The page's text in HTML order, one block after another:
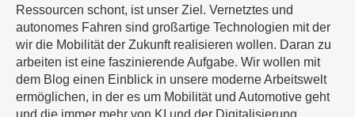
Ressourcen schont, ist unser Ziel. Vernetztes und
autonomes Fahren sind großartige Technologien mit der
wir die Mobilität der Zukunft realisieren wollen. Daran zu
arbeiten ist eine faszinierende Aufgabe. Wir wollen mit
dem Blog einen Einblick in unsere moderne Arbeitswelt
ermöglichen, in der es um Mobilität und Automotive geht
und die immer mehr von KI und der Digitalisierung